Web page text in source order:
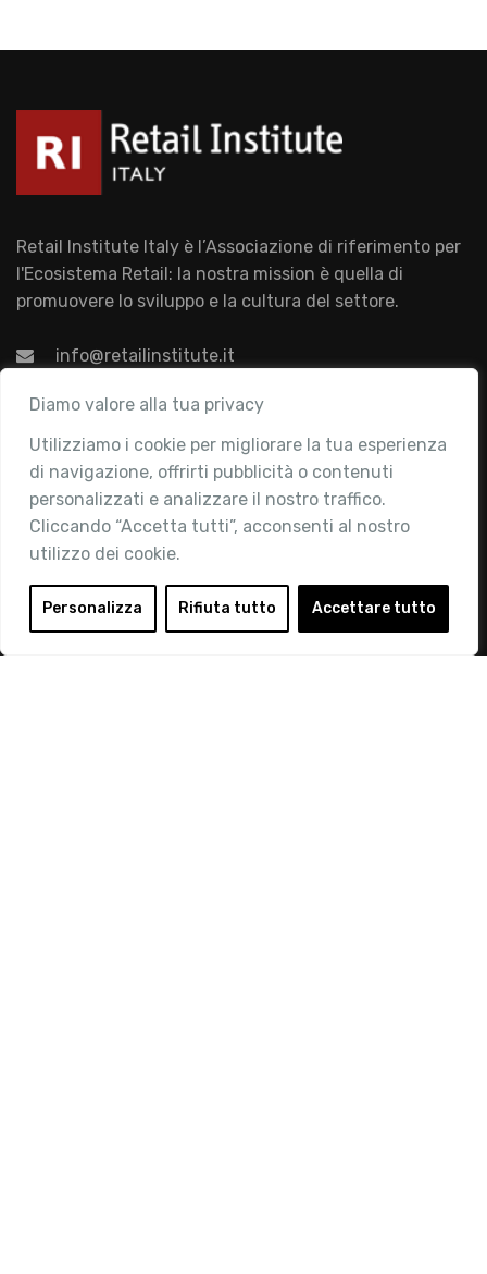
Diamo valore alla tua privacy
Utilizziamo i cookie per migliorare la tua esperienza
di navigazione, offrirti pubblicità o contenuti
personalizzati e analizzare il nostro traffico.
Cliccando “Accetta tutti”, acconsenti al nostro
utilizzo dei cookie.
Personalizza Rifiuta tutto Accettare tutto
Retail Institute Italy è l’Associazione di riferimento per
l'Ecosistema Retail: la nostra mission è quella di
promuovere lo sviluppo e la cultura del settore.
info@retailinstitute.it
Associazione
Chi siamo
Attività
Contatti
Area Riservata
Login
Diventa Socio